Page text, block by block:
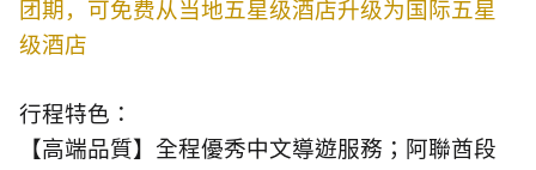
团期，可免费从当地五星级酒店升级为国际五星
级酒店
行程特色：
【高端品質】全程優秀中文導遊服務；阿聯酋段